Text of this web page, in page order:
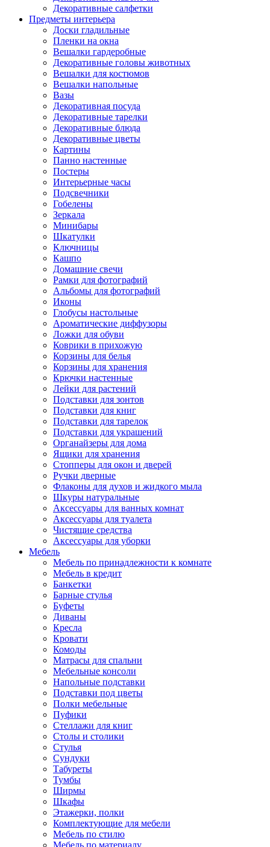
Декоративные салфетки
Предметы интерьера
Доски гладильные
Пленки на окна
Вешалки гардеробные
Декоративные головы животных
Вешалки для костюмов
Вешалки напольные
Вазы
Декоративная посуда
Декоративные тарелки
Декоративные блюда
Декоративные цветы
Картины
Панно настенные
Постеры
Интерьерные часы
Подсвечники
Гобелены
Зеркала
Минибары
Шкатулки
Ключницы
Кашпо
Домашние свечи
Рамки для фотографий
Альбомы для фотографий
Иконы
Глобусы настольные
Ароматические диффузоры
Ложки для обуви
Коврики в прихожую
Корзины для белья
Корзины для хранения
Крючки настенные
Лейки для растений
Подставки для зонтов
Подставки для книг
Подставки для тарелок
Подставки для украшений
Органайзеры для дома
Ящики для хранения
Стопперы для окон и дверей
Ручки дверные
Флаконы для духов и жидкого мыла
Шкуры натуральные
Аксессуары для ванных комнат
Аксессуары для туалета
Чистящие средства
Аксессуары для уборки
Мебель
Мебель по принадлежности к комнате
Мебель в кредит
Банкетки
Барные стулья
Буфеты
Диваны
Кресла
Кровати
Комоды
Матрасы для спальни
Мебельные консоли
Напольные подставки
Подставки под цветы
Полки мебельные
Пуфики
Стеллажи для книг
Столы и столики
Стулья
Сундуки
Табуреты
Тумбы
Ширмы
Шкафы
Этажерки, полки
Комплектующие для мебели
Мебель по стилю
Мебель по материалу